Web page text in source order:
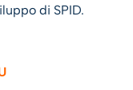
di SPID.